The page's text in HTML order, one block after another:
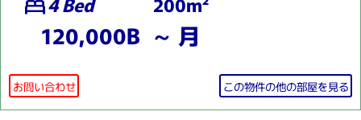
bed
120,000B ～ 月
お問い合わせ この物件の他の部屋を見る